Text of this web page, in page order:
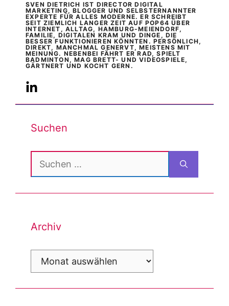
SVEN DIETRICH IST DIRECTOR DIGITAL
MARKETING, BLOGGER UND SELBSTERNANNTER
EXPERTE FÜR ALLES MODERNE. ER SCHREIBT
SEIT ZIEMLICH LANGER ZEIT AUF POP64 ÜBER
INTERNET, ALLTAG, HAMBURG-MEIENDORF,
FAMILIE, DIGITALEN KRAM UND DINGE, DIE
BESSER FUNKTIONIEREN KÖNNTEN. PERSÖNLICH,
DIREKT, MANCHMAL GENERVT, MEISTENS MIT
MEINUNG. NEBENBEI FÄHRT ER RAD, SPIELT
BADMINTON, MAG BRETT- UND VIDEOSPIELE,
GÄRTNERT UND KOCHT GERN.
Suchen
Suchen
nach:
Archiv
Archiv